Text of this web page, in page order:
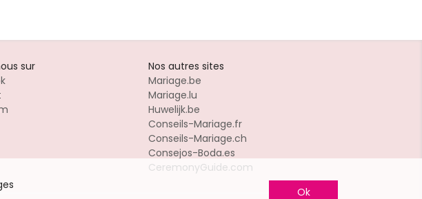
sur
Nos autres sites
Mariage.be
Mariage.lu
Huwelijk.be
Conseils-Mariage.fr
Conseils-Mariage.ch
Consejos-Boda.es
CeremonyGuide.com
Ok